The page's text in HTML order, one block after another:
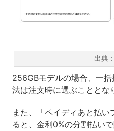
出典：
256GBモデルの場合、一
法は注文時に選ぶこととな
また、「ペイディあと払
ると、金利0%の分割払い